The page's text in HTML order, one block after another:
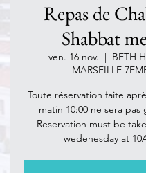
Repas de
Shabbat
ven. 16 nov.
  |
BETH
MARSEILLE
Toute réservation faite
matin 10:00 ne sera pas
Reservation must be
wedenesday at